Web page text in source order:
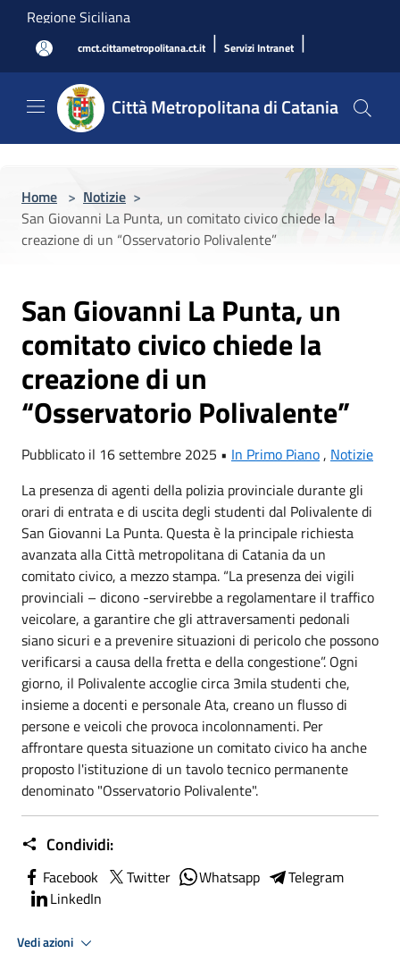
Salta al contenuto principale
Regione Siciliana
cmct.cittametropolitana.ct.it | Servizi Intranet |
Città Metropolitana di Catania
Home > Notizie >
San Giovanni La Punta, un comitato civico chiede la
creazione di un “Osservatorio Polivalente”
San Giovanni La Punta, un
comitato civico chiede la
creazione di un
“Osservatorio Polivalente”
Pubblicato il 16 settembre 2025 • In Primo Piano, Notizie
La presenza di agenti della polizia provinciale durante gli
orari di entrata e di uscita degli studenti dal Polivalente di
San Giovanni La Punta. Questa è la principale richiesta
avanzata alla Città metropolitana di Catania da un
comitato civico, a mezzo stampa. “La presenza dei vigili
provinciali – dicono -servirebbe a regolamentare il traffico
veicolare, a garantire che gli attraversamenti pedonali
siano sicuri e a prevenire situazioni di pericolo che possono
verificarsi a causa della fretta e della congestione”. Ogni
giorno, il Polivalente accoglie circa 3mila studenti che,
insieme a docenti e personale Ata, creano un flusso di
persone e veicoli che provoca incolonnamenti. Per
affrontare questa situazione un comitato civico ha anche
proposto l'istituzione di un tavolo tecnico permanente
denominato "Osservatorio Polivalente".
Condividi:
Facebook Twitter Whatsapp
Telegram
LinkedIn
Vedi azioni